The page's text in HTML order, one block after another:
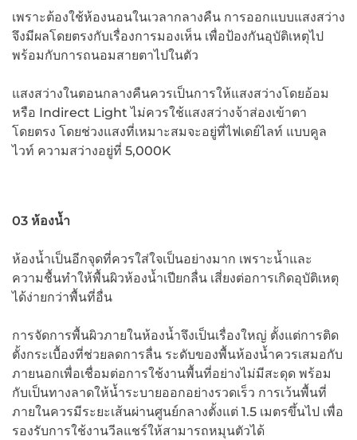
เพราะต้องใช้ห้องนอนในเวลากลางคืน การออกแบบแสงสว่าง
จึงมีผลโดยตรงกับเรื่องการมองเห็น เพื่อป้องกันอุบัติเหตุไป
พร้อมกับการถนอมสายตาไปในตัว
แสงสว่างในตอนกลางคืนควรเป็นการให้แสงสว่างโดยอ้อม
หรือ Indirect Light ไม่ควรใช้แสงสว่างจ้าส่องเข้าตา
โดยตรง โดยช่วงแสงที่เหมาะสมจะอยู่ที่ไฟเดย์ไลท์ แบบคูล
ไวท์ ความสว่างอยู่ที่ 5,000K
03 ห้องน้ำ
ห้องน้ำเป็นอีกจุดที่ควรใส่ใจเป็นอย่างมาก เพราะน้ำและ
ความชื้นทำให้พื้นผิวห้องน้ำเปียกลื่น เสี่ยงต่อการเกิดอุบัติเหตุ
ได้ง่ายกว่าพื้นที่อื่น
การจัดการพื้นผิวภายในห้องน้ำจึงเป็นเรื่องใหญ่ ตั้งแต่การติด
ตั้งกระเบื้องที่ช่วยลดการลื่น ระดับของพื้นห้องน้ำควรเสมอกับ
ภายนอกเพื่อเชื่อมต่อการใช้งานพื้นที่อย่างไม่มีสะดุด พร้อม
กับเป็นทางลาดให้น้ำระบายออกอย่างรวดเร็ว การเว้นพื้นที่
ภายในควรมีระยะเส้นผ่านศูนย์กลางตั้งแต่ 1.5 เมตรขึ้นไป เพื่อ
รองรับการใช้งานวีลแชร์ให้สามารถหมุนตัวได้